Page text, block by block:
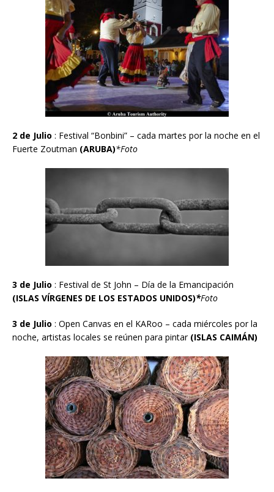
2 de Julio : Festival “Bonbini” – cada martes por la noche en el
Fuerte Zoutman (ARUBA)*Foto
3 de Julio : Festival de St John – Día de la Emancipación
(ISLAS VÍRGENES DE LOS ESTADOS UNIDOS)*Foto
3 de Julio : Open Canvas en el KARoo – cada miércoles por la
noche, artistas locales se reúnen para pintar (ISLAS CAIMÁN)